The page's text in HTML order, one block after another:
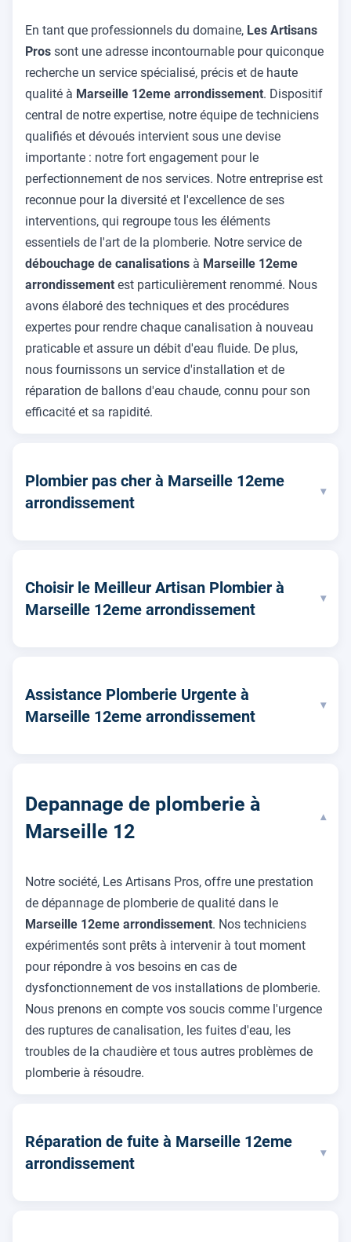
En tant que professionnels du domaine, Les Artisans
Pros sont une adresse incontournable pour quiconque
recherche un service spécialisé, précis et de haute
qualité à Marseille 12eme arrondissement. Dispositif
central de notre expertise, notre équipe de techniciens
qualifiés et dévoués intervient sous une devise
importante : notre fort engagement pour le
perfectionnement de nos services. Notre entreprise est
reconnue pour la diversité et l'excellence de ses
interventions, qui regroupe tous les éléments
essentiels de l'art de la plomberie. Notre service de
débouchage de canalisations à Marseille 12eme
arrondissement est particulièrement renommé. Nous
avons élaboré des techniques et des procédures
expertes pour rendre chaque canalisation à nouveau
praticable et assure un débit d'eau fluide. De plus,
nous fournissons un service d'installation et de
réparation de ballons d'eau chaude, connu pour son
efficacité et sa rapidité.
Plombier pas cher à Marseille 12eme
arrondissement
▾
Choisir le Meilleur Artisan Plombier à
Marseille 12eme arrondissement
▾
Assistance Plomberie Urgente à
Marseille 12eme arrondissement
▾
Depannage de plomberie à
Marseille 12
▾
Notre société, Les Artisans Pros, offre une prestation
de dépannage de plomberie de qualité dans le
Marseille 12eme arrondissement. Nos techniciens
expérimentés sont prêts à intervenir à tout moment
pour répondre à vos besoins en cas de
dysfonctionnement de vos installations de plomberie.
Nous prenons en compte vos soucis comme l'urgence
des ruptures de canalisation, les fuites d'eau, les
troubles de la chaudière et tous autres problèmes de
plomberie à résoudre.
Réparation de fuite à Marseille 12eme
arrondissement
▾